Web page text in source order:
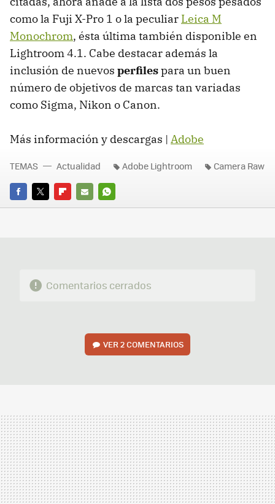
como la Fuji X-Pro 1 o la peculiar Leica M
Monochrom, ésta última también disponible en
Lightroom 4.1. Cabe destacar además la
inclusión de nuevos perfilespara un buen
número de objetivos de marcas tan variadas
como Sigma, Nikon o Canon.
Más información y descargas | Adobe
FACEBOOK
TWITTERFLIPBOARD
E-
WHATSAPP
TEMAS Actualidad Adobe Lightroom Camera Raw
Comentarios cerrados
VER2 COMENTARIOS